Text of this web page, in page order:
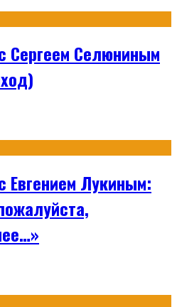
Сергеем Селюниным
Евгением Лукиным: